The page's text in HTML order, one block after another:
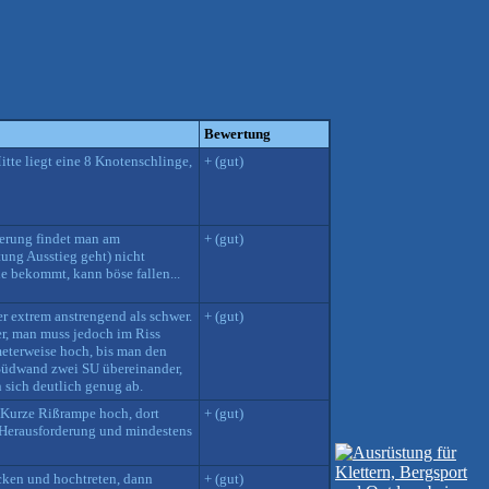
Bewertung
liegt eine 8 Knotenschlinge,
+ (gut)
findet man am
Ausstieg geht) nicht
bekommt, kann böse fallen...
+ (gut)
extrem anstrengend als schwer.
man muss jedoch im Riss
hoch, bis man den
zwei SU übereinander,
deutlich genug ab.
+ (gut)
Rißrampe hoch, dort
und mindestens
+ (gut)
und hochtreten, dann + (gut)